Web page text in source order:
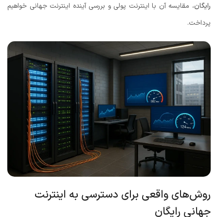
رایگان، مقایسه آن با اینترنت پولی و بررسی آینده اینترنت جهانی خواهیم
پرداخت.
روش‌های واقعی برای دسترسی به اینترنت
جهانی رایگان